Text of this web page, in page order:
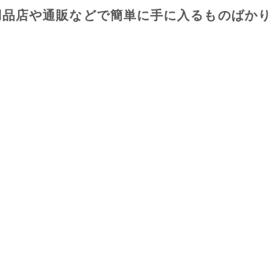
店や通販などで簡単に手に入るものばかり